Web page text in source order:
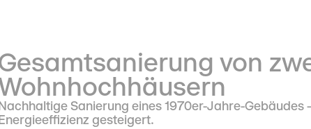
von
Sanierung eines 1970er-Jahre-
gesteigert.